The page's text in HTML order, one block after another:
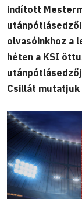
indított
olvasóinkhoz a
héten a KSI
Csillát mutatjuk